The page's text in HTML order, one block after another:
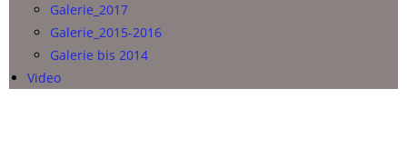
Galerie_2017
Galerie_2015-2016
Galerie bis 2014
Video